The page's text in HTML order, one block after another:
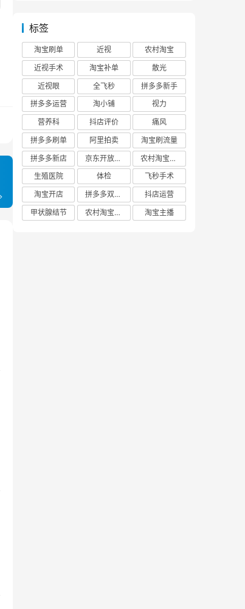
标签
淘宝刷单 近视
农村淘宝
近视手术
淘宝补单
散光
近视眼
全飞秒
拼多多新手
拼多多运营
淘小铺
视力
营养科
抖店评价
痛风
拼多多刷单
阿里拍卖
淘宝刷流量
拼多多新店
京东开放平台
农村淘宝快递
生殖医院
体检
飞秒手术
淘宝开店
拼多多双十二
抖店运营
甲状腺结节
农村淘宝店铺 淘宝主播